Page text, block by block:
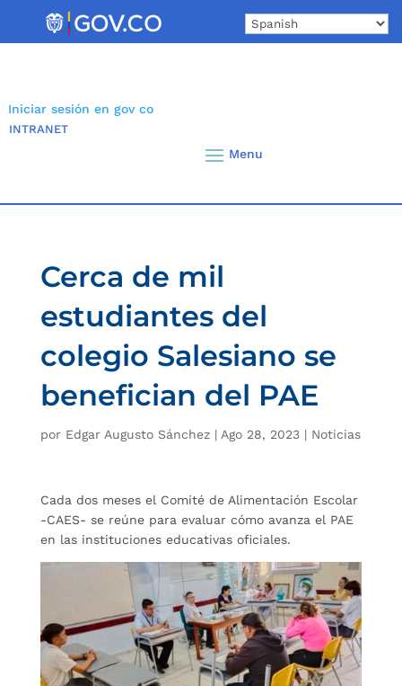
Iniciar sesión en gov co
INTRANET
Cerca de mil
estudiantes del
colegio Salesiano se
benefician del PAE
por Edgar Augusto Sánchez| Ago 28, 2023| Noticias
Cada dos meses el Comité de Alimentación Escolar
-CAES- se reúne para evaluar cómo avanza el PAE
en las instituciones educativas oficiales.